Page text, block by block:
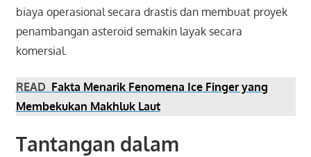
biaya operasional secara drastis dan membuat proyek
penambangan asteroid semakin layak secara
komersial.
READ Fakta Menarik Fenomena Ice Finger yang
Membekukan Makhluk Laut
Tantangan dalam